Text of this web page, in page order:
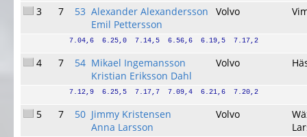
3 7 53 Alexander Alexandersson
Emil Pettersson
Volvo
7.04,6  6.25,0  7.14,5  6.56,6  6.19,5  7.17,2
4 7 54 Mikael Ingemansson
Kristian Eriksson Dahl
Volvo
7.12,9  6.25,5  7.17,7  7.09,4  6.21,6  7.20,2
5 7 50 Jimmy Kristensen
Anna Larsson
Volvo